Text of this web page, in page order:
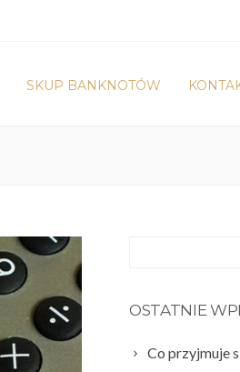
SKUP BANKNOTÓW
OSTATNIE
Co przyjmuje